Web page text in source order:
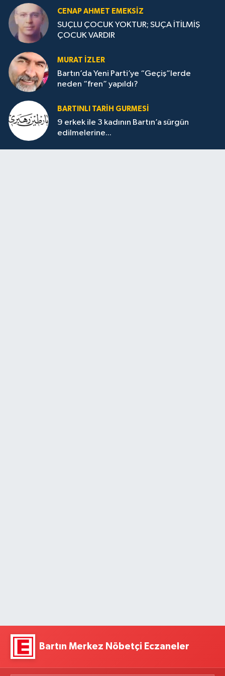
CENAP AHMET EMEKSİZ
SUÇLU ÇOCUK YOKTUR; SUÇA İTİLMİŞ
ÇOCUK VARDIR
MURAT İZLER
Bartın’da Yeni Parti’ye “Geçiş”lerde
neden “fren” yapıldı?
BARTINLI TARIH GURMESI
9 erkek ile 3 kadının Bartın’a sürgün
edilmelerine...
Bartın Merkez Nöbetçi Eczaneler